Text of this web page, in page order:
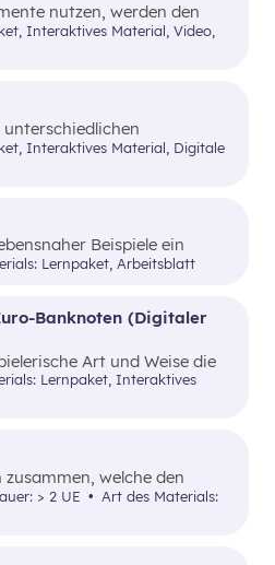
nutzen, werden den
und dem Nutzen
(finanzieller) Sicherheit
vertraut gemacht.
Beispiele ein
Lernpaket, Arbeitsblatt
Banknoten (Digitaler
Art und Weise die
von Bargeld.
welche den
und Weise
> 2 UE